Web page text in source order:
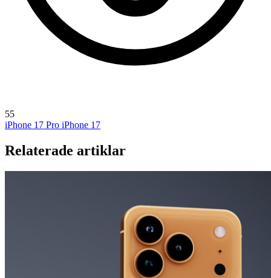
55
iPhone 17 Pro iPhone 17
Relaterade artiklar